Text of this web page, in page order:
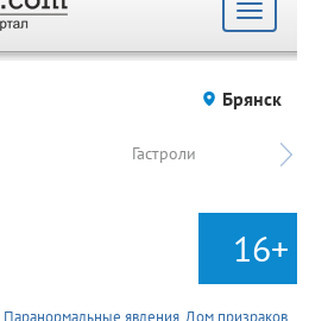
Toggle
Брянск
Гастроли
16+
Паранормальные явления. Дом призраков